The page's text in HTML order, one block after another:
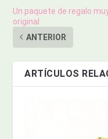
Un paquete de regalo
original
ANTERIOR
ARTÍCULOS